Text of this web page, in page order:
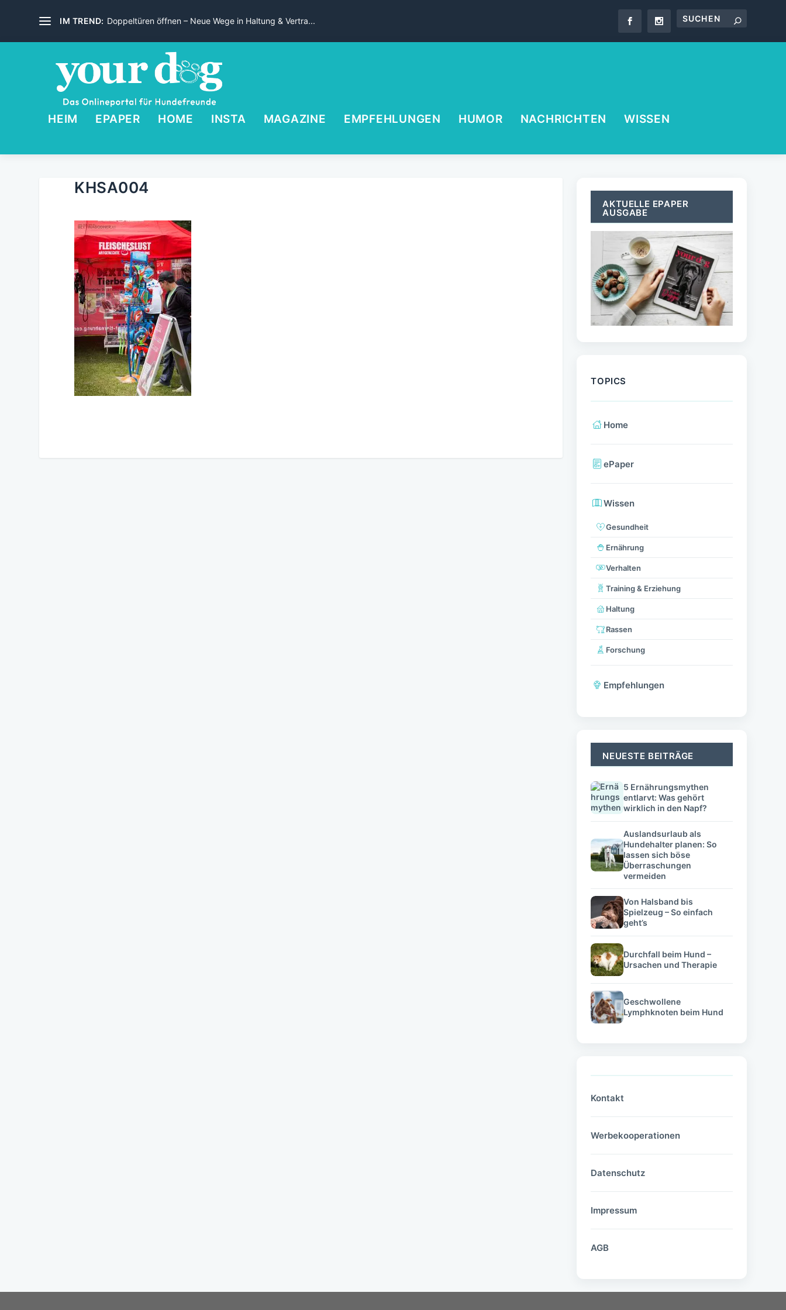
IM TREND: Doppeltüren öffnen – Neue Wege in Haltung & Vertra...
HEIM EPAPER HOME INSTA MAGAZINE EMPFEHLUNGEN HUMOR NACHRICHTEN WISSEN
KHSA004
AKTUELLE EPAPER
AUSGABE
TOPICS
Home
ePaper
Wissen
Gesundheit
Ernährung
Verhalten
Training & Erziehung
Haltung
Rassen
Forschung
Empfehlungen
NEUESTE BEITRÄGE
5 Ernährungsmythen
entlarvt: Was gehört
wirklich in den Napf?
Auslandsurlaub als
Hundehalter planen: So
lassen sich böse
Überraschungen
vermeiden
Von Halsband bis
Spielzeug – So einfach
geht’s
Durchfall beim Hund –
Ursachen und Therapie
Geschwollene
Lymphknoten beim Hund
Kontakt
Werbekooperationen
Datenschutz
Impressum
AGB